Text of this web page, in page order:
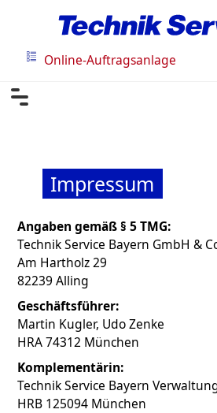
Online-Auftragsanlage
Impressum
Angaben gemäß § 5 TMG:
Technik Service Bayern GmbH &
Am Hartholz 29
82239 Alling
Geschäftsführer:
Martin Kugler, Udo Zenke
HRA 74312 München
Komplementärin:
Technik Service Bayern
HRB 125094 München